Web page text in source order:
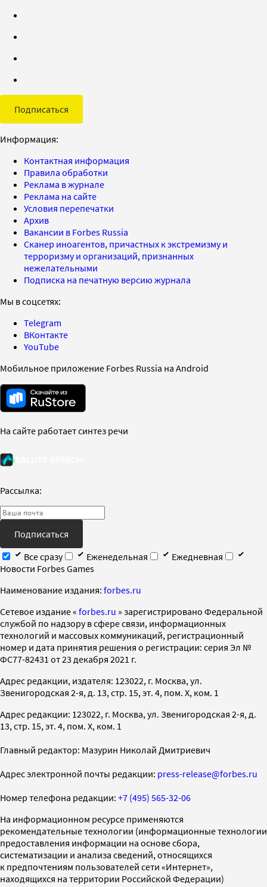
Подписаться
Информация:
Контактная информация
Правила обработки
Реклама в журнале
Реклама на сайте
Условия перепечатки
Архив
Вакансии в Forbes Russia
Сканер иноагентов, причастных к экстремизму и
терроризму и организаций, признанных
нежелательными
Подписка на печатную версию журнала
Мы в соцсетях:
Telegram
ВКонтакте
YouTube
Мобильное приложение Forbes Russia на Android
На сайте работает синтез речи
Рассылка:
Подписаться
Все сразу
Еженедельная
Ежедневная
Новости Forbes Games
Наименование издания: forbes.ru
Cетевое издание « forbes.ru » зарегистрировано Федеральной
службой по надзору в сфере связи, информационных
технологий и массовых коммуникаций, регистрационный
номер и дата принятия решения о регистрации: серия Эл №
ФС77-82431 от 23 декабря 2021 г.
Адрес редакции, издателя: 123022, г. Москва, ул.
Звенигородская 2-я, д. 13, стр. 15, эт. 4, пом. X, ком. 1
Адрес редакции: 123022, г. Москва, ул. Звенигородская 2-я, д.
13, стр. 15, эт. 4, пом. X, ком. 1
Главный редактор: Мазурин Николай Дмитриевич
Адрес электронной почты редакции: press-release@forbes.ru
Номер телефона редакции: +7 (495) 565-32-06
На информационном ресурсе применяются
рекомендательные технологии (информационные технологии
предоставления информации на основе сбора,
систематизации и анализа сведений, относящихся
к предпочтениям пользователей сети «Интернет»,
находящихся на территории Российской Федерации)